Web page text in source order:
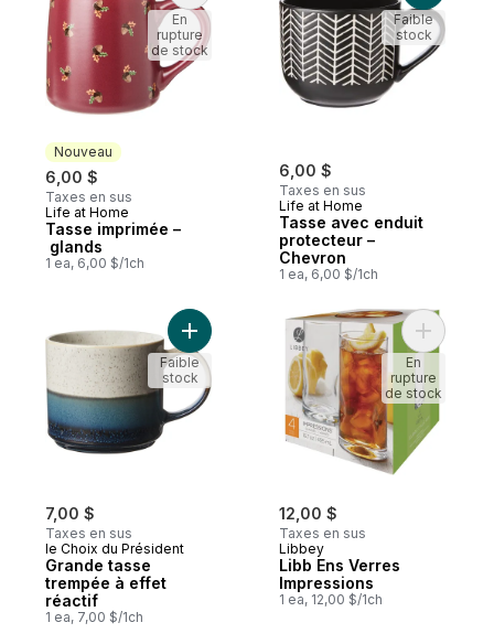
Nouveau
6,00 $
Taxes en sus
Nouveau
Life at Home
Tasse imprimée –
glands
1 ea, 6,00 $/1ch
En
rupture
de stock
6,00 $
Taxes en sus
Life at Home
Tasse avec enduit
protecteur –
Chevron
1 ea, 6,00 $/1ch
Faible
stock
7,00 $
Taxes en sus
le Choix du Président
Grande tasse
trempée à effet
réactif
1 ea, 7,00 $/1ch
Ajouter Grande tasse trempée à effet
Faible
stock
12,00 $
Taxes en sus
Libbey
Libb Ens Verres
Impressions
1 ea, 12,00 $/1ch
Ajouter
En
rupture
de stock